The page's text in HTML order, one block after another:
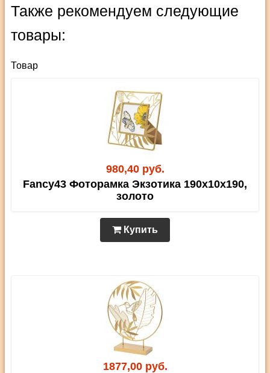
Также рекомендуем следующие
товары:
Товар
980,40 руб.
Fancy43 Фоторамка Экзотика 190х10х190,
золото
Купить
1877,00 руб.